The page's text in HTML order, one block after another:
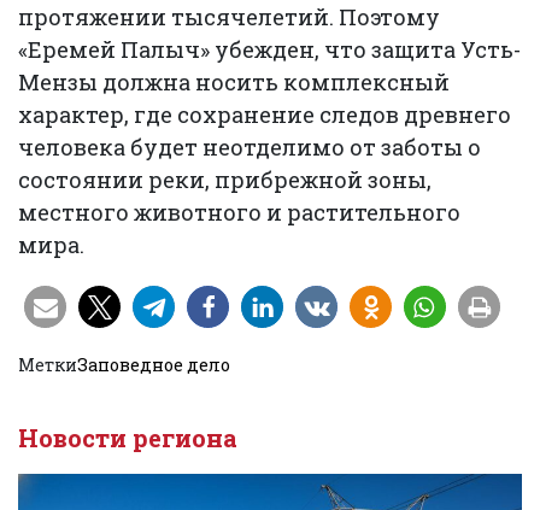
протяжении тысячелетий. Поэтому
«Еремей Палыч» убежден, что защита Усть-
Мензы должна носить комплексный
характер, где сохранение следов древнего
человека будет неотделимо от заботы о
состоянии реки, прибрежной зоны,
местного животного и растительного
мира.
МеткиЗаповедное дело
Новости региона